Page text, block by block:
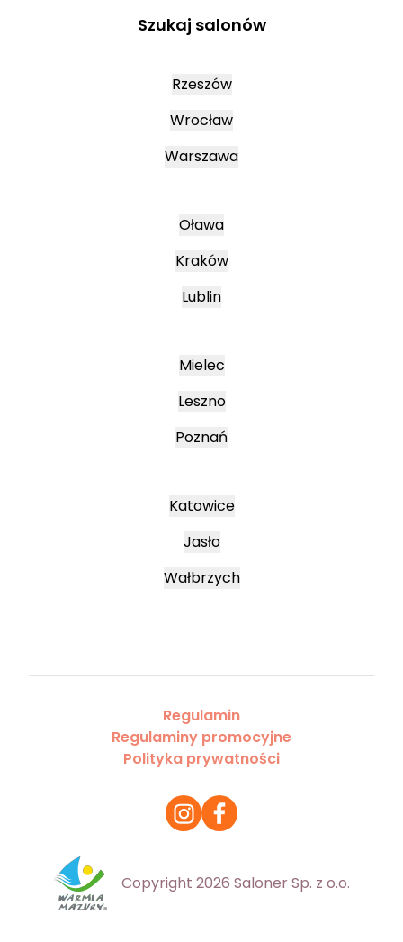
Szukaj salonów
Rzeszów
Wrocław
Warszawa
Oława
Kraków
Lublin
Mielec
Leszno
Poznań
Katowice
Jasło
Wałbrzych
Regulamin
Regulaminy promocyjne
Polityka prywatności
Copyright 2026 Saloner Sp. z o.o.